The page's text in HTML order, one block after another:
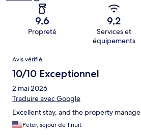
9,6
Propreté
9,2
Services et
équipements
Avis
Avis vérifié
10/10 Exceptionnel
2 mai 2026
Traduire avec Google
Excellent stay, and the property
Peter, séjour de 1 nuit